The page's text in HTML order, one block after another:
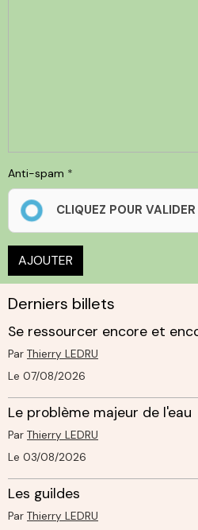
Anti-spam
CLIQUEZ POUR VALIDER
AJOUTER
Derniers billets
Se ressourcer encore et
Par Thierry LEDRU
Le 07/08/2026
Le problème majeur de l'eau
Par Thierry LEDRU
Le 03/08/2026
Les guildes
Par Thierry LEDRU